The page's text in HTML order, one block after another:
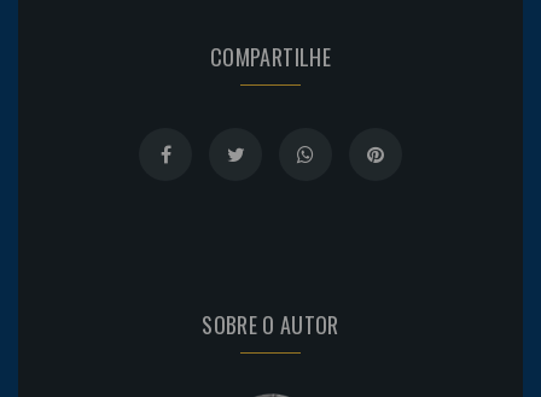
COMPARTILHE
SOBRE O AUTOR